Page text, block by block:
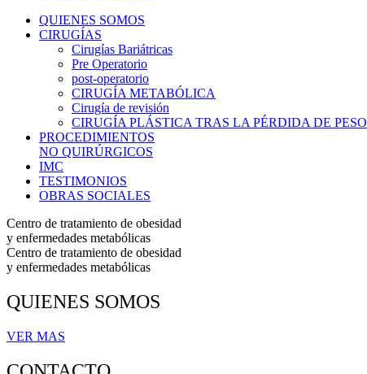
QUIENES SOMOS
CIRUGÍAS
Cirugías Bariátricas
Pre Operatorio
post-operatorio
CIRUGÍA METABÓLICA
Cirugía de revisión
CIRUGÍA PLÁSTICA TRAS LA PÉRDIDA DE PESO
PROCEDIMIENTOS
NO QUIRÚRGICOS
IMC
TESTIMONIOS
OBRAS SOCIALES
Centro de tratamiento de obesidad
y enfermedades metabólicas
Centro de tratamiento de obesidad
y enfermedades metabólicas
QUIENES SOMOS
VER MAS